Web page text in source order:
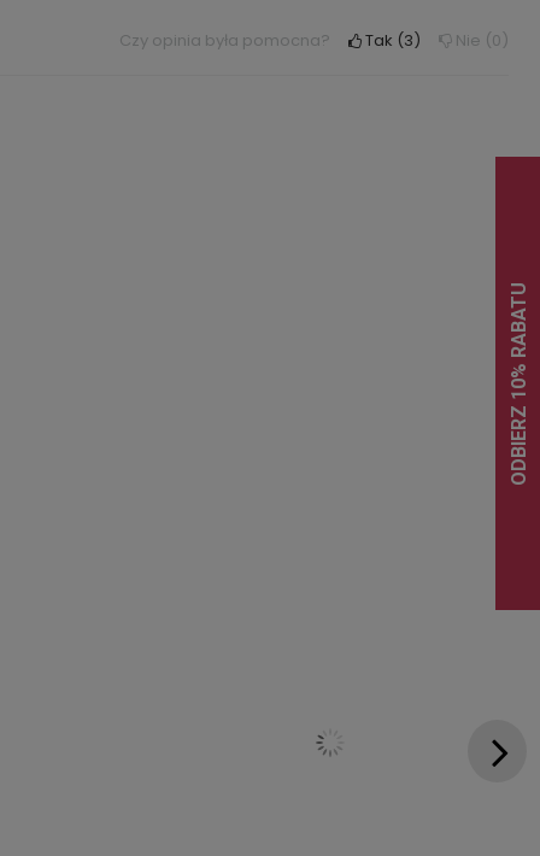
Czy opinia była pomocna? Tak 3 Nie 0